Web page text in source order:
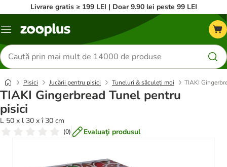
Livrare gratis ≥ 199 LEI | Doar 9.90 lei peste 99 LEI
Categorii
Căutare
produse
Pisici Jucării pentru pisici Tuneluri & săculeți moi TIAKI
TIAKI Gingerbread Tunel pentru
pisici
L 50 x l 30 x î 30 cm
(0) Evaluaţi produsul